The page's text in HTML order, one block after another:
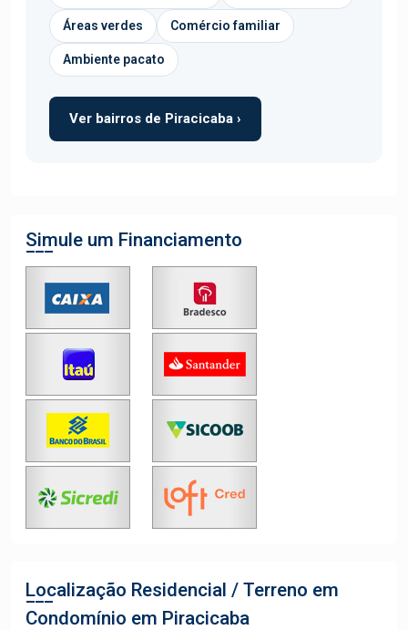
Áreas verdes Comércio familiar
Ambiente pacato
Ver bairros de Piracicaba ›
Simule um Financiamento
Localização Residencial / Terreno em
Condomínio em Piracicaba